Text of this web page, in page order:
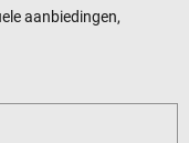
aanbiedingen,